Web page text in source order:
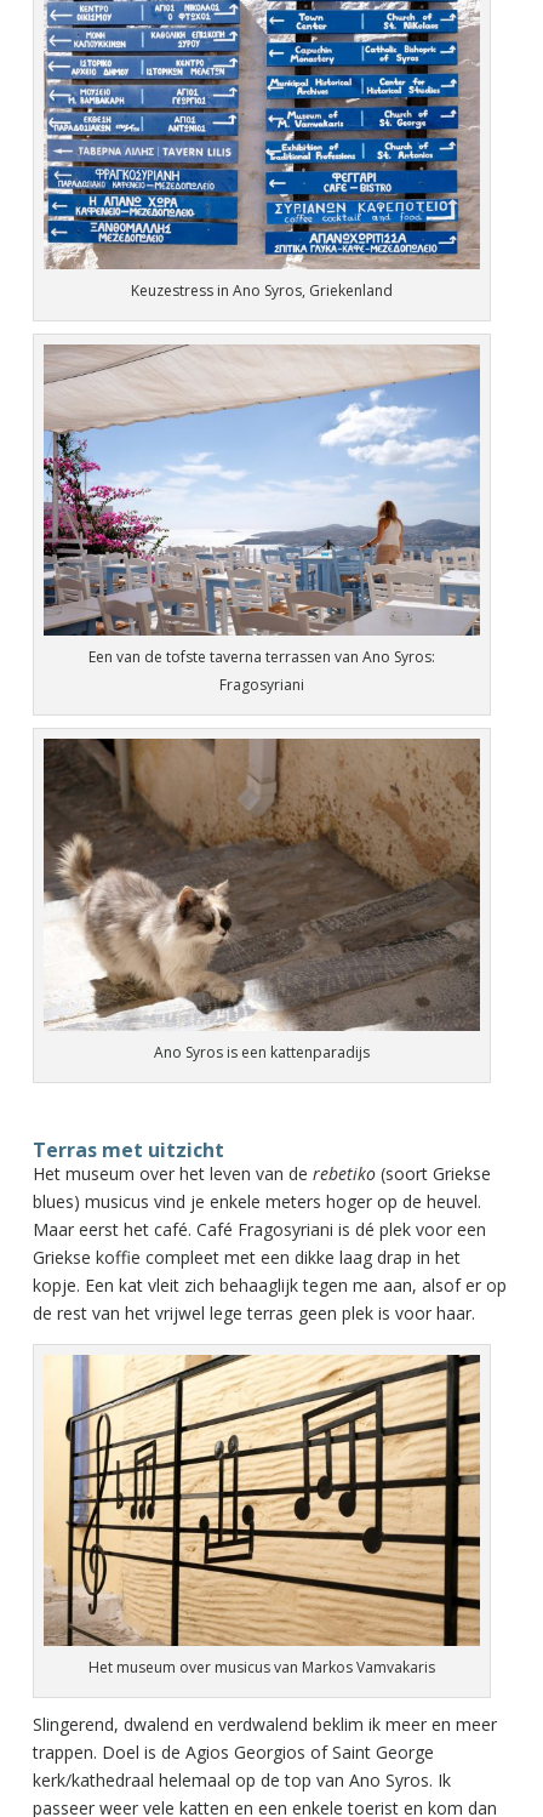
Keuzestress in Ano Syros, Griekenland
Een van de tofste taverna terrassen van Ano Syros:
Fragosyriani
Ano Syros is een kattenparadijs
Terras met uitzicht
Het museum over het leven van de rebetiko(soort Griekse
blues) musicus vind je enkele meters hoger op de heuvel.
Maar eerst het café. Café Fragosyriani is dé plek voor een
Griekse koffie compleet met een dikke laag drap in het
kopje. Een kat vleit zich behaaglijk tegen me aan, alsof er op
de rest van het vrijwel lege terras geen plek is voor haar.
Het museum over musicus van Markos Vamvakaris
Slingerend, dwalend en verdwalend beklim ik meer en meer
trappen. Doel is de Agios Georgios of Saint George
kerk/kathedraal helemaal op de top van Ano Syros. Ik
passeer weer vele katten en een enkele toerist en kom dan